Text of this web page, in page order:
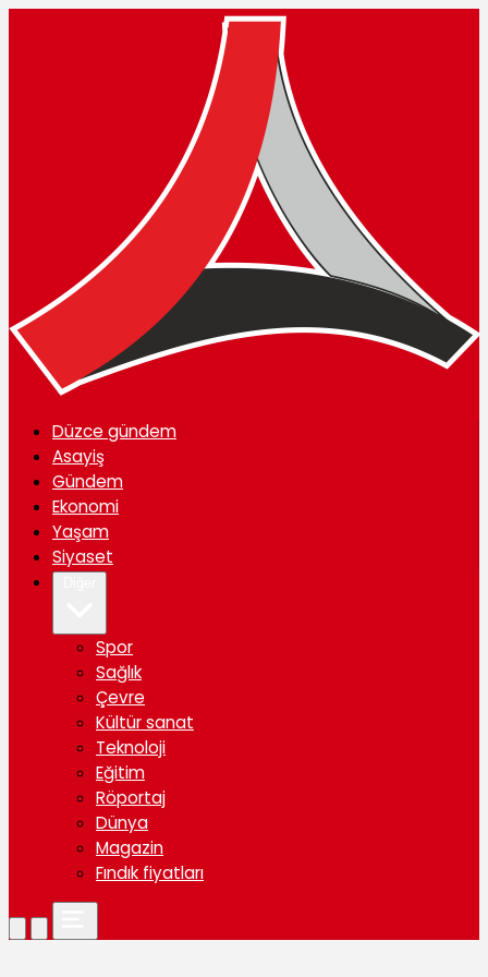
Düzce gündem
Asayiş
Gündem
Ekonomi
Yaşam
Siyaset
Spor
Sağlık
Çevre
Kültür sanat
Teknoloji
Eğitim
Röportaj
Dünya
Magazin
Fındık fiyatları